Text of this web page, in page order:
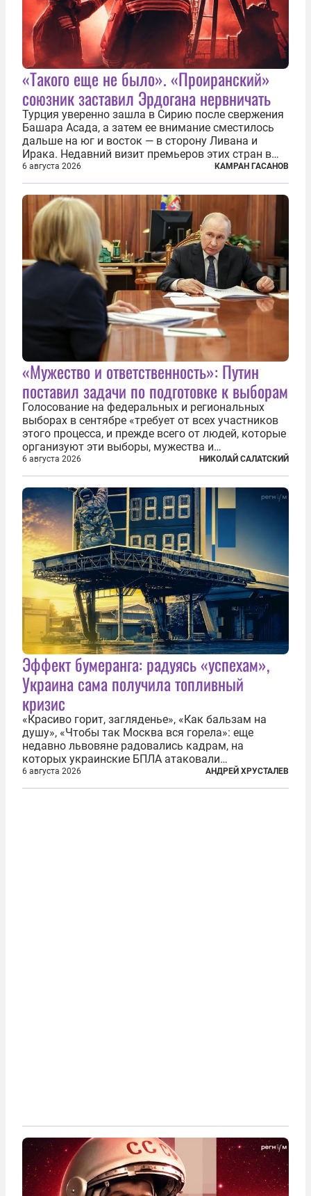
«Такого еще не было». «Проиранский»
союзник заставил Эрдогана нервничать
Турция уверенно зашла в Сирию после свержения
Башара Асада, а затем ее внимание сместилось
дальше на юг и восток — в сторону Ливана и
Ирака. Недавний визит премьеров этих стран в
Анкару, договоры об участии турецкой компании
TPAO в разработке нефти иракского Киркука и
«Дороги развития» подтверждают...
6 августа 2026 КАМРАН ГАСАНОВ
«Мужество и ответственность»: Путин
поставил задачи по подготовке к выборам
Голосование на федеральных и региональных
выборах в сентябре «требует от всех участников
этого процесса, и прежде всего от людей, которые
организуют эти выборы, мужества и
ответственного отношения к формированию
власти», — подчеркнул президент Владимир Путин
на состоявшейся 5 августа в Кремле...
6 августа 2026 НИКОЛАЙ САЛАТСКИЙ
Эффект бумеранга: радуясь «успехам»,
Украина сама получила топливный
кризис
«Красиво горит, загляденье», «Как бальзам на
душу», «Чтобы так Москва вся горела»: еще
недавно львовяне радовались кадрам, на
которых украинские БПЛА атаковали
нефтеперерабатывающие предприятия России. В
скором времени оказалось, что в «эту игру можно
6 августа 2026 АНДРЕЙ ХРУСТАЛЕВ